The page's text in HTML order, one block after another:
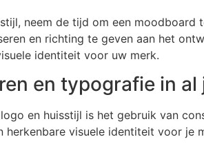
neem de tijd om een moodboard
en richting te geven aan het
identiteit voor uw merk.
en typografie in al
en huisstijl is het gebruik van
visuele identiteit voor je